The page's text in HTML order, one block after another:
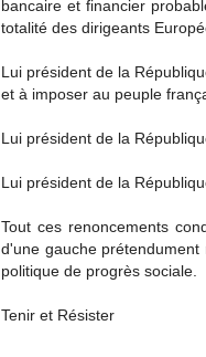
bancaire et financier
totalité des dirigeants
Lui président de la
et à imposer au peuple
Lui président de la
Lui président de la
Tout ces renoncements
d'une gauche
politique de progrès sociale.
Tenir et Résister